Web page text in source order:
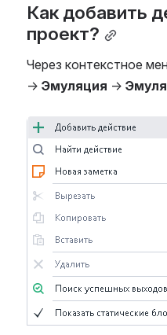
Как добавить
проект?
Через контекстное
→ Эмуляция →
Open